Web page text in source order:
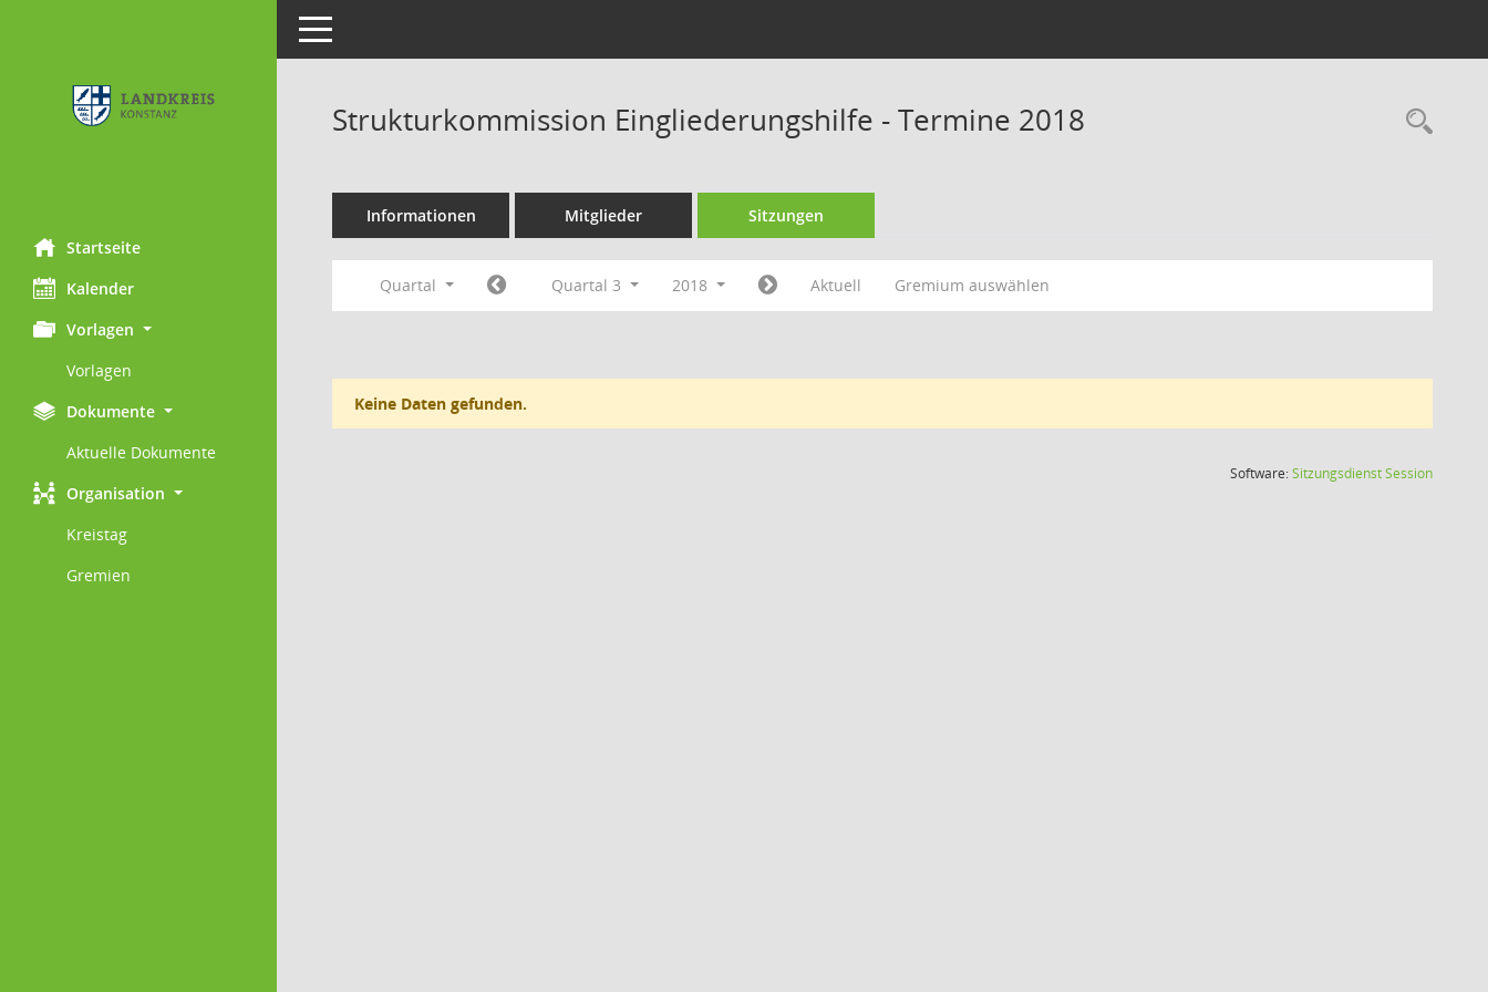
Startseite
Kalender
Vorlagen
Vorlagen
Dokumente
Aktuelle Dokumente
Organisation
Kreistag
Gremien
Toggle navigation
Strukturkommission Eingliederungshilfe - Termine 2018
Informationen Mitglieder Sitzungen
Quartal Quartal 3 2018 Aktuell Gremium auswählen
Keine Daten gefunden.
Software:SitzungsdienstSession(Wird in